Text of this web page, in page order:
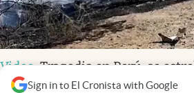
Sign in to El Cronista with Google
Video.Tragedia en Perú: se
turística sobre las Líneas de